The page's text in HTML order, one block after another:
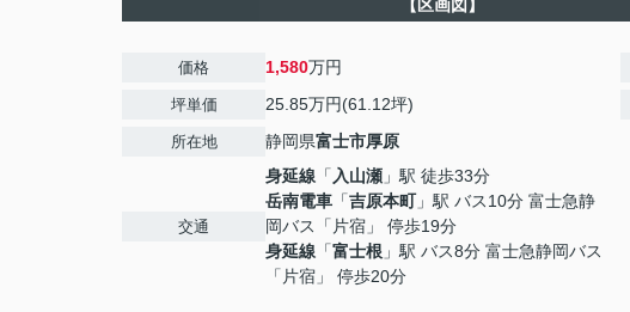
【区画図】
価格 1,580万円
坪単価 25.85万円(61.12坪)
所在地 静岡県富士市厚原
交通
身延線 「 入山瀬 」駅 徒歩33分
岳南電車 「吉原本町」駅 バス10分 富士急静
岡バス「片宿」 停歩19分
身延線 「富士根 」駅 バス8分 富士急静岡バス
「片宿」 停歩20分